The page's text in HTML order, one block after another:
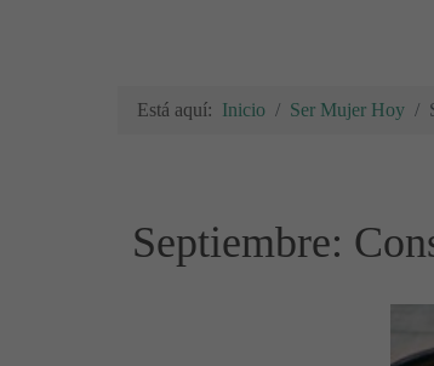
Está aquí: Inicio Ser Mujer Hoy
Septiembre: